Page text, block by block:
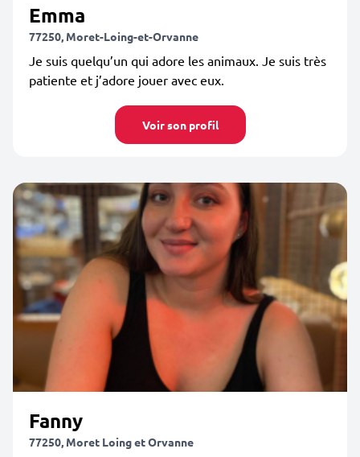
Emma
77250, Moret-Loing-et-Orvanne
Je suis quelqu’un qui adore les animaux. Je suis très
patiente et j’adore jouer avec eux.
Voir son profil
Fanny
77250, Moret Loing et Orvanne